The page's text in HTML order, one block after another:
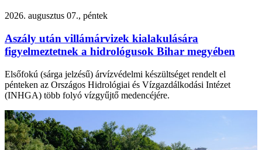
2026. augusztus 07., péntek
Aszály után villámárvizek kialakulására
figyelmeztetnek a hidrológusok Bihar megyében
Elsőfokú (sárga jelzésű) árvízvédelmi készültséget rendelt el
pénteken az Országos Hidrológiai és Vízgazdálkodási Intézet
(INHGA) több folyó vízgyűjtő medencéjére.